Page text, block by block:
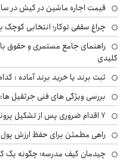
قیمت اجاره ماشین در کیش در سال ۱۴۰۵ چقدر تغییر کرده
چراغ سقفی توکار؛ انتخابی کوچک
راهنمای جامع مستمری و حقوق
کلیدی
ثبت برند یا خرید برند آماده :
بررسی ویژگی های فنی جرثقیل ها:
۷ اقدام ضروری پس از تشکیل پرونده مواد مخدر؛ راهنمای خانواده‌ها
راهی مطمئن برای حفظ ارزش
چیدمان کیف مدرسه؛ چگونه یک